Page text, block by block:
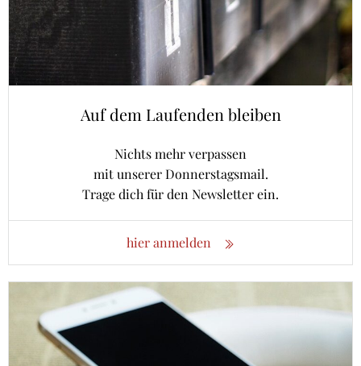
Auf dem Laufenden bleiben
Nichts mehr verpassen
mit unserer Donnerstagsmail.
Trage dich für den Newsletter ein.
hier anmelden